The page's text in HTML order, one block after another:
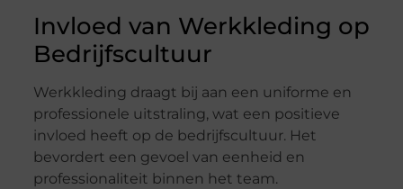
Invloed van Werkkleding op
Bedrijfscultuur
Werkkleding draagt bij aan een uniforme en
professionele uitstraling, wat een positieve
invloed heeft op de bedrijfscultuur. Het
bevordert een gevoel van eenheid en
professionaliteit binnen het team.